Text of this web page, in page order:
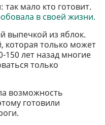
мало кто готовит.
в своей жизни.
выпечкой из яблок.
которая только может
150 лет назад многие
только
возможность
готовили